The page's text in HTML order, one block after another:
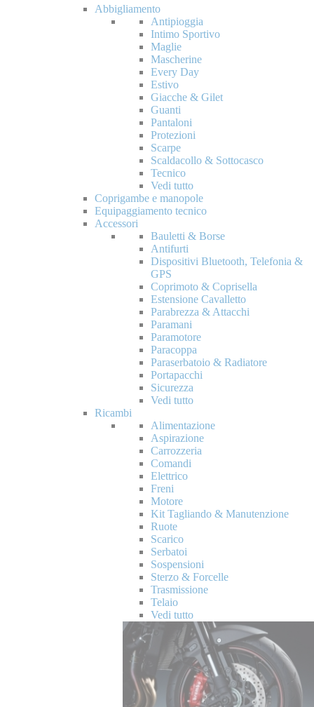
Abbigliamento
Antipioggia
Intimo Sportivo
Maglie
Mascherine
Every Day
Estivo
Giacche & Gilet
Guanti
Pantaloni
Protezioni
Scarpe
Scaldacollo & Sottocasco
Tecnico
Vedi tutto
Coprigambe e manopole
Equipaggiamento tecnico
Accessori
Bauletti & Borse
Antifurti
Dispositivi Bluetooth, Telefonia &
GPS
Coprimoto & Coprisella
Estensione Cavalletto
Parabrezza & Attacchi
Paramani
Paramotore
Paracoppa
Paraserbatoio & Radiatore
Portapacchi
Sicurezza
Vedi tutto
Ricambi
Alimentazione
Aspirazione
Carrozzeria
Comandi
Elettrico
Freni
Motore
Kit Tagliando & Manutenzione
Ruote
Scarico
Serbatoi
Sospensioni
Sterzo & Forcelle
Trasmissione
Telaio
Vedi tutto